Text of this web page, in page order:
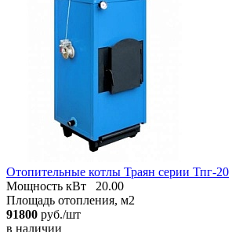
Отопительные котлы Траян серии Тпг-20
Мощность кВт
20.00
Площадь отопления, м2
91800 руб./шт
в наличии